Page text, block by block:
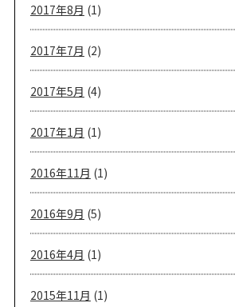
2017年8月 (1)
2017年7月 (2)
2017年5月 (4)
2017年1月 (1)
2016年11月 (1)
2016年9月 (5)
2016年4月 (1)
2015年11月 (1)